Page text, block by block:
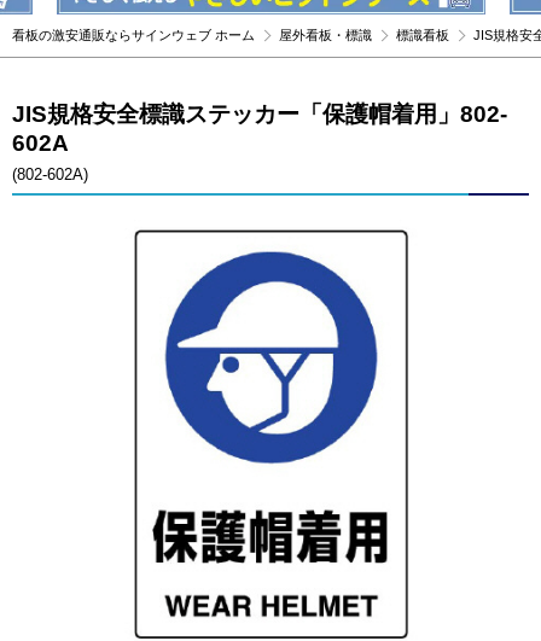
看板の激安通販ならサインウェブ ホーム 屋外看板・標識 標識看板 JIS規格安
JIS規格安全標識ステッカー「保護帽着用」802-
602A
(802-602A)